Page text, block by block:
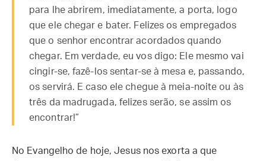
para lhe abrirem, imediatamente, a porta, logo
que ele chegar e bater. Felizes os empregados
que o senhor encontrar acordados quando
chegar. Em verdade, eu vos digo: Ele mesmo vai
cingir-se, fazê-los sentar-se à mesa e, passando,
os servirá. E caso ele chegue à meia-noite ou às
três da madrugada, felizes serão, se assim os
encontrar!”
No Evangelho de hoje, Jesus nos exorta a que